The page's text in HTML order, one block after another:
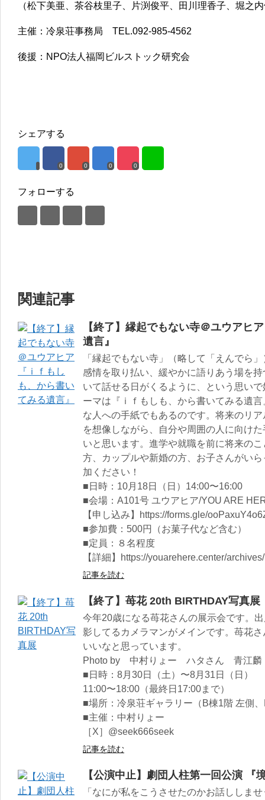
（松下美亜、茶谷枝里子、片渕俊平、田川理香子、堀之
主催：冷泉荘事務局 TEL.092-985-4562
後援：NPO法人福岡ビルストック研究会
シェアする
0 0 0 0
フォローする
関連記事
【終了】縁起でもない寺＠ユウアヒ
遺言』
「縁起でもない寺」（略して「えんでら
感情を取り払い、緩やかに語りあう場を
いて話せる日がくるように、という思い
ーマは『ｉｆもしも、から書いてみる遺
な人への手紙でもあるのです。将来のリ
を想像しながら、自分や周囲の人に向け
いと思います。進学や就職を前に将来の
方、カップルや新婚の方、お子さんがい
加ください！
■日時：10月18日（日）14:00〜16:00
■会場：A101号 ユウアヒア/YOU ARE
【申し込み】https://forms.gle/
■参加費：500円（お菓子代など含む）
■定員：８名程度
【詳細】https://youarehere.center/
記事を読む
【終了】苺花 20th BIRTHDAY写真展
今年20歳になる苺花さんの展示会です。
影してるカメラマンがメインです。苺花
いいなと思っています。
Photo by 中村りょー ハタさん 青江
■日時：8月30日（土）〜8月31日（日）
11:00〜18:00（最終日17:00まで）
■場所：冷泉荘ギャラリー（B棟1階 左側
■主催：中村りょー
［X］@seek666seek
記事を読む
【公演中止】劇団人柱第一回公演 『
「なにが私をこうさせたのかお話ししませ